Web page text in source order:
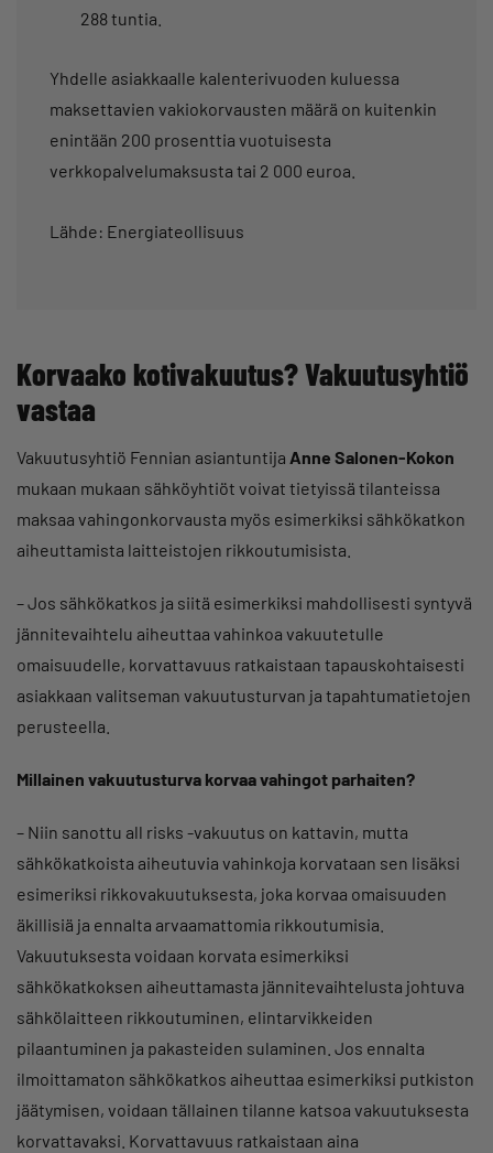
288 tuntia.
Yhdelle asiakkaalle kalenterivuoden kuluessa
maksettavien vakiokorvausten määrä on kuitenkin
enintään 200 prosenttia vuotuisesta
verkkopalvelumaksusta tai 2 000 euroa.
Lähde: Energiateollisuus
Korvaako kotivakuutus? Vakuutusyhtiö
vastaa
Vakuutusyhtiö Fennian asiantuntija Anne Salonen-Kokon
mukaan mukaan sähköyhtiöt voivat tietyissä tilanteissa
maksaa vahingonkorvausta myös esimerkiksi sähkökatkon
aiheuttamista laitteistojen rikkoutumisista.
– Jos sähkökatkos ja siitä esimerkiksi mahdollisesti syntyvä
jännitevaihtelu aiheuttaa vahinkoa vakuutetulle
omaisuudelle, korvattavuus ratkaistaan tapauskohtaisesti
asiakkaan valitseman vakuutusturvan ja tapahtumatietojen
perusteella.
Millainen vakuutusturva korvaa vahingot parhaiten?
– Niin sanottu all risks -vakuutus on kattavin, mutta
sähkökatkoista aiheutuvia vahinkoja korvataan sen lisäksi
esimeriksi rikkovakuutuksesta, joka korvaa omaisuuden
äkillisiä ja ennalta arvaamattomia rikkoutumisia.
Vakuutuksesta voidaan korvata esimerkiksi
sähkökatkoksen aiheuttamasta jännitevaihtelusta johtuva
sähkölaitteen rikkoutuminen, elintarvikkeiden
pilaantuminen ja pakasteiden sulaminen. Jos ennalta
ilmoittamaton sähkökatkos aiheuttaa esimerkiksi putkiston
jäätymisen, voidaan tällainen tilanne katsoa vakuutuksesta
korvattavaksi. Korvattavuus ratkaistaan aina